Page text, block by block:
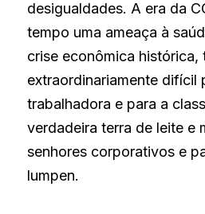
desigualdades. A era da
tempo uma ameaça à
crise econômica histórica,
extraordinariamente difícil
trabalhadora e para a
verdadeira terra de leite e
senhores corporativos e
lumpen.